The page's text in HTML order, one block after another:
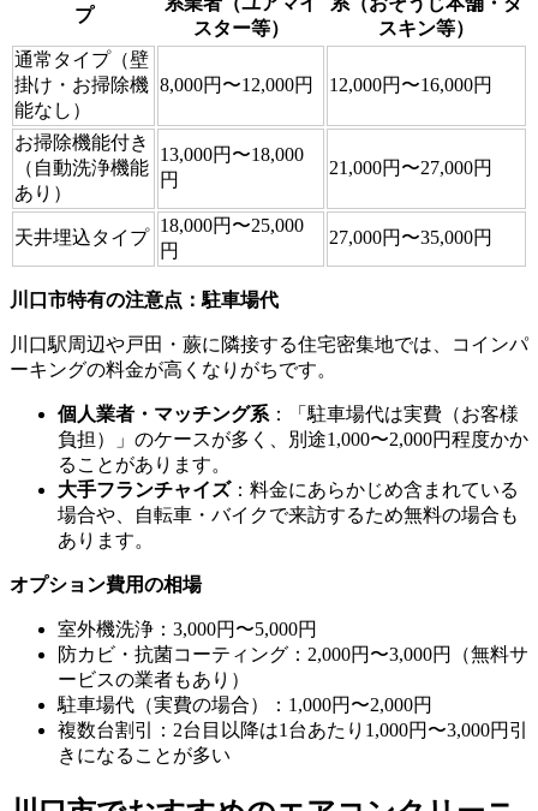
プ
スター等）
スキン等）
通常タイプ（壁
掛け・お掃除機
能なし）
8,000円〜12,000円 12,000円〜16,000円
お掃除機能付き
（自動洗浄機能
あり）
13,000円〜18,000
円
21,000円〜27,000円
天井埋込タイプ
18,000円〜25,000
円
27,000円〜35,000円
川口市特有の注意点：駐車場代
川口駅周辺や戸田・蕨に隣接する住宅密集地では、コインパ
ーキングの料金が高くなりがちです。
個人業者・マッチング系：「駐車場代は実費（お客様
負担）」のケースが多く、別途1,000〜2,000円程度かか
ることがあります。
大手フランチャイズ：料金にあらかじめ含まれている
場合や、自転車・バイクで来訪するため無料の場合も
あります。
オプション費用の相場
室外機洗浄：3,000円〜5,000円
防カビ・抗菌コーティング：2,000円〜3,000円（無料サ
ービスの業者もあり）
駐車場代（実費の場合）：1,000円〜2,000円
複数台割引：2台目以降は1台あたり1,000円〜3,000円引
きになることが多い